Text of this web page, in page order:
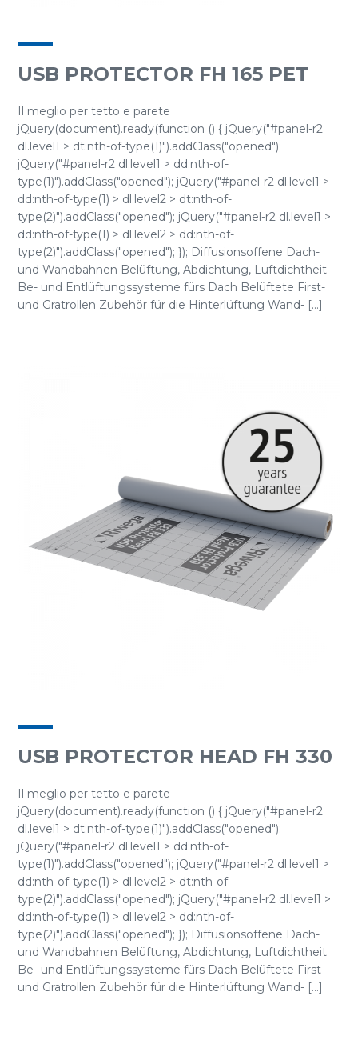
USB PROTECTOR FH 165 PET
Il meglio per tetto e parete
jQuery(document).ready(function () { jQuery("#panel-r2
dl.level1 > dt:nth-of-type(1)").addClass("opened");
jQuery("#panel-r2 dl.level1 > dd:nth-of-
type(1)").addClass("opened"); jQuery("#panel-r2 dl.level1 >
dd:nth-of-type(1) > dl.level2 > dt:nth-of-
type(2)").addClass("opened"); jQuery("#panel-r2 dl.level1 >
dd:nth-of-type(1) > dl.level2 > dd:nth-of-
type(2)").addClass("opened"); }); Diffusionsoffene Dach-
und Wandbahnen Belüftung, Abdichtung, Luftdichtheit
Be- und Entlüftungssysteme fürs Dach Belüftete First-
und Gratrollen Zubehör für die Hinterlüftung Wand- [...]
USB PROTECTOR HEAD FH 330
Il meglio per tetto e parete
jQuery(document).ready(function () { jQuery("#panel-r2
dl.level1 > dt:nth-of-type(1)").addClass("opened");
jQuery("#panel-r2 dl.level1 > dd:nth-of-
type(1)").addClass("opened"); jQuery("#panel-r2 dl.level1 >
dd:nth-of-type(1) > dl.level2 > dt:nth-of-
type(2)").addClass("opened"); jQuery("#panel-r2 dl.level1 >
dd:nth-of-type(1) > dl.level2 > dd:nth-of-
type(2)").addClass("opened"); }); Diffusionsoffene Dach-
und Wandbahnen Belüftung, Abdichtung, Luftdichtheit
Be- und Entlüftungssysteme fürs Dach Belüftete First-
und Gratrollen Zubehör für die Hinterlüftung Wand- [...]